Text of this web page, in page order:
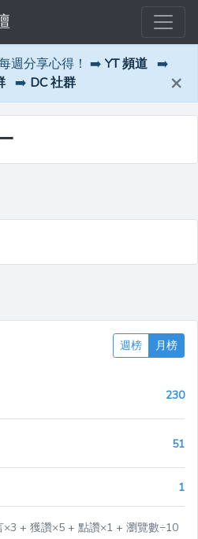
週分享心得！ ➡️ YT 頻道 ➡️
➡️ DC 社群 ×
週榜 月榜
230
51
1
+ 獲讚×5 + 點讚×1 + 瀏覽數÷10